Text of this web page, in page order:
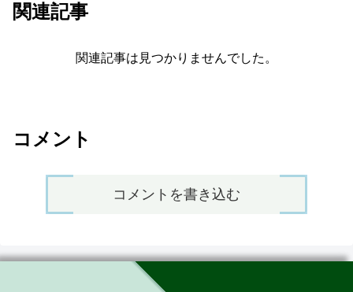
関連記事
関連記事は見つかりませんでした。
コメント
コメントを書き込む